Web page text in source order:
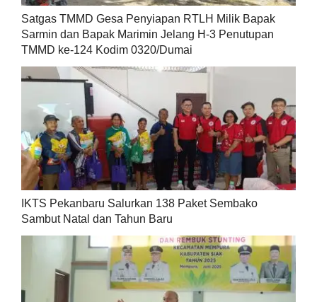
Satgas TMMD Gesa Penyiapan RTLH Milik Bapak
Sarmin dan Bapak Marimin Jelang H-3 Penutupan
TMMD ke-124 Kodim 0320/Dumai
IKTS Pekanbaru Salurkan 138 Paket Sembako
Sambut Natal dan Tahun Baru